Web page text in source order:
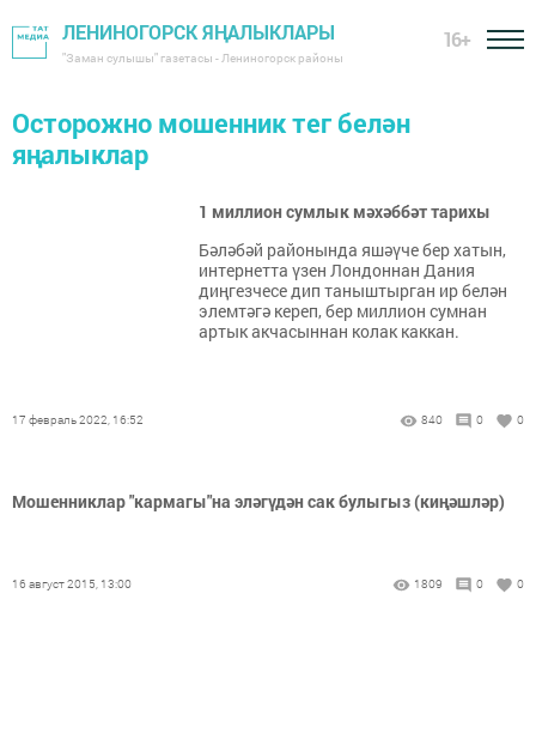
ЛЕНИНОГОРСК ЯҢАЛЫКЛАРЫ
"Заман сулышы" газетасы - Лениногорск районы
16+
Осторожно мошенник тег белән
яңалыклар
1 миллион сумлык мәхәббәт тарихы
Бәләбәй районында яшәүче бер хатын,
интернетта үзен Лондоннан Дания
диңгезчесе дип таныштырган ир белән
элемтәгә кереп, бер миллион сумнан
артык акчасыннан колак каккан.
17 февраль 2022, 16:52 840 0 0
Мошенниклар "кармагы"на эләгүдән сак булыгыз (киңәшләр)
16 август 2015, 13:00 1809 0 0